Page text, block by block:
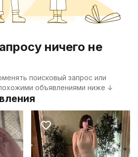
ничего не
поисковый запрос или
объявлениями ниже ↓